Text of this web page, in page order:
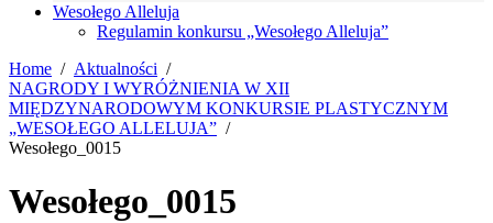
Wesołego Alleluja
Regulamin konkursu „Wesołego Alleluja”
Home
Aktualności
NAGRODY I WYRÓŻNIENIA W XII
MIĘDZYNARODOWYM KONKURSIE PLASTYCZNYM
„WESOŁEGO ALLELUJA”
Wesołego_0015
Wesołego_0015